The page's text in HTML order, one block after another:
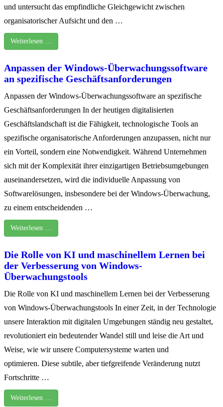
und untersucht das empfindliche Gleichgewicht zwischen
organisatorischer Aufsicht und den …
Weiterlesen …
Anpassen der Windows-Überwachungssoftware
an spezifische Geschäftsanforderungen
Anpassen der Windows-Überwachungssoftware an spezifische
Geschäftsanforderungen In der heutigen digitalisierten
Geschäftslandschaft ist die Fähigkeit, technologische Tools an
spezifische organisatorische Anforderungen anzupassen, nicht nur
ein Vorteil, sondern eine Notwendigkeit. Während Unternehmen
sich mit der Komplexität ihrer einzigartigen Betriebsumgebungen
auseinandersetzen, wird die individuelle Anpassung von
Softwarelösungen, insbesondere bei der Windows-Überwachung,
zu einem entscheidenden …
Weiterlesen …
Die Rolle von KI und maschinellem Lernen bei
der Verbesserung von Windows-
Überwachungstools
Die Rolle von KI und maschinellem Lernen bei der Verbesserung
von Windows-Überwachungstools In einer Zeit, in der Technologie
unsere Interaktion mit digitalen Umgebungen ständig neu gestaltet,
revolutioniert ein bedeutender Wandel still und leise die Art und
Weise, wie wir unsere Computersysteme warten und
optimieren. Diese subtile, aber tiefgreifende Veränderung nutzt
Fortschritte …
Weiterlesen …